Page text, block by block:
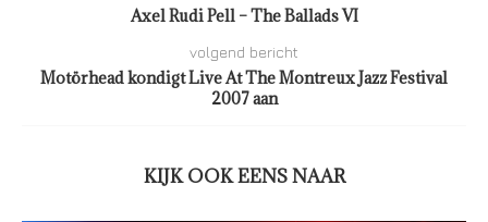
Axel Rudi Pell – The Ballads VI
volgend bericht
Motörhead kondigt Live At The Montreux Jazz Festival
2007 aan
KIJK OOK EENS NAAR